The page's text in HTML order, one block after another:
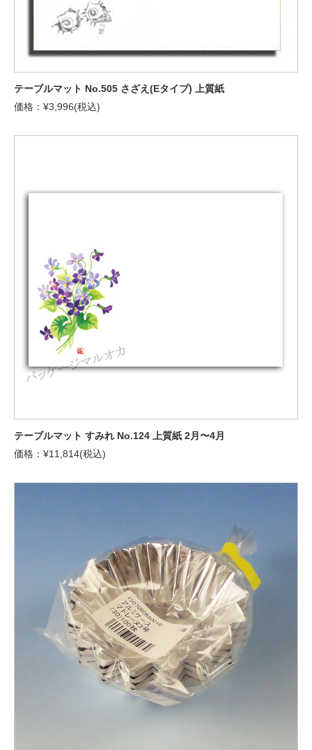
テーブルマット No.505 さざえ(Eタイプ) 上質紙
価格：¥3,996(税込)
テーブルマット すみれ No.124 上質紙 2月〜4月
価格：¥11,814(税込)